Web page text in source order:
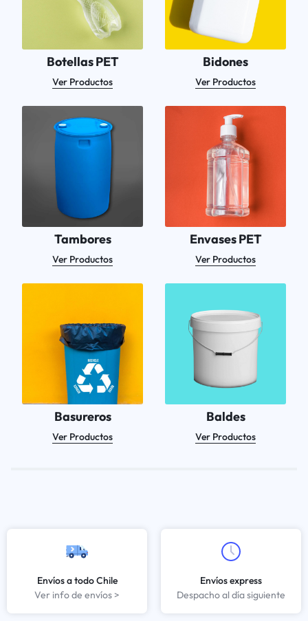
Botellas PET
Ver Productos
Bidones
Ver Productos
Tambores
Ver Productos
Envases PET
Ver Productos
Basureros
Ver Productos
Baldes
Ver Productos
Envíos a todo Chile
Ver info de envíos >
Envíos express
Despacho al día siguiente